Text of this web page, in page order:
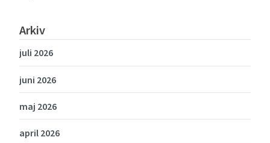
Arkiv
juli 2026
juni 2026
maj 2026
april 2026